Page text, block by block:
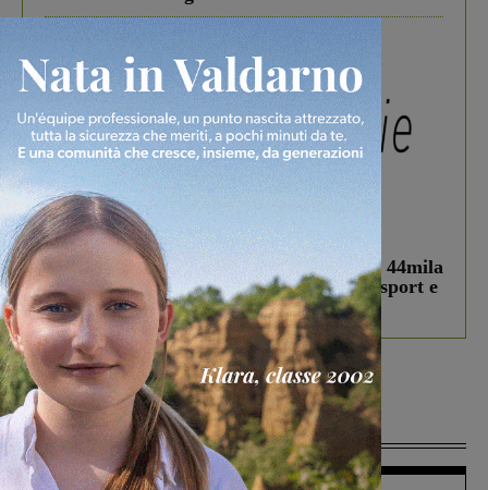
In vetrina 3 Agosto 2026
Estra Notizie agosto: Smart Cities, oltre 44mila
studenti coinvolti, torna il bando per lo sport e
debutta il podcast Estrair
Più lette